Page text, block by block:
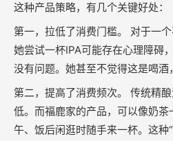
这种产品策略，有几个关键好处：
第一，拉低了消费门槛。 对于一
她尝试一杯IPA可能存在心理障碍
没有问题。她甚至不觉得这是喝酒
第二，提高了消费频次。 传统精
低。而福鹿家的产品，可以像奶
午、饭后闲逛时随手来一杯。这种